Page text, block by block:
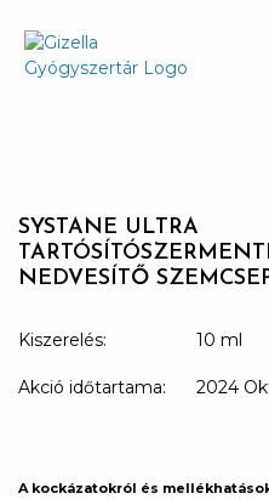
SYSTANE ULTRA
NEDVESÍTŐ
Kiszerelés: 10 ml
Akció időtartama: 2024
A kockázatokról és